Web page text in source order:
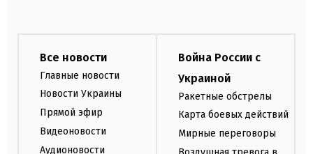
Все новости
Главные новости
Новости Украины
Прямой эфир
Видеоновости
Аудионовости
Война России с
Украиной
Ракетные обстрелы
Карта боевых действий
Мирные переговоры